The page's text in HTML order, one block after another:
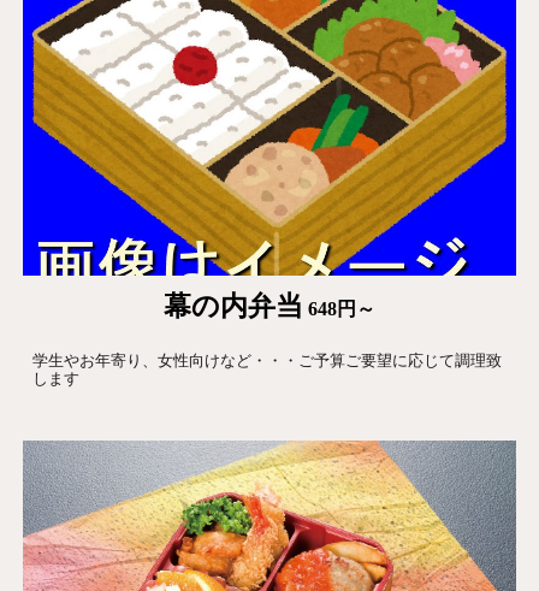
幕の内弁当 648円～
学生やお年寄り、女性向けなど・・・ご予算ご要望に応じて調理致
します